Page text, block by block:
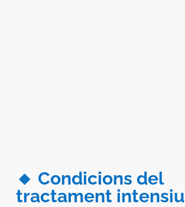
🔸 Condicions del
tractament intensiu